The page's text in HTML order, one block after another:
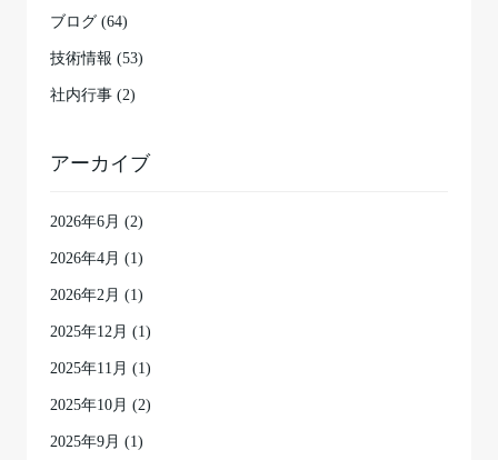
ブログ (64)
技術情報 (53)
社内行事 (2)
アーカイブ
2026年6月 (2)
2026年4月 (1)
2026年2月 (1)
2025年12月 (1)
2025年11月 (1)
2025年10月 (2)
2025年9月 (1)